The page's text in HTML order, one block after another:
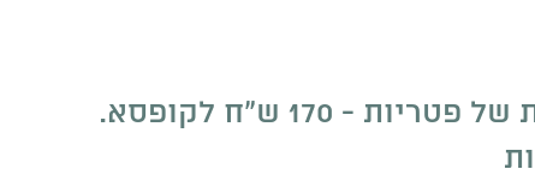
- 170 ש"ח לקופסא.